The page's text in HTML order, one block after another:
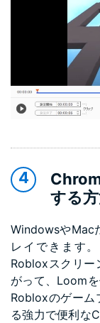
する
WindowsやMac
レイできます
Robloxスクリー
がって、Loom
Robloxのゲーム
る強力で便利な